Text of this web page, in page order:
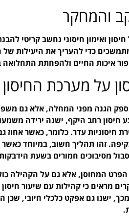
והמחקר
כדי להעריך את היעילות של
איכות החיים ולהפחתת
על מערכת החיסון
הגנה מפני המחלה, אלא גם
חיסון רחב היקף, ישנה ירידה
חיסוניות עדר. כלומר, כאשר אחוז
זהו תהליך חשוב, במיוחד כאשר
מסיבוכים חמורים בשעת
המחוסן, אלא גם על הקהילה
מראים כי קהילות עם שיעור
ישנו גם אפקט כלכלי חיובי,